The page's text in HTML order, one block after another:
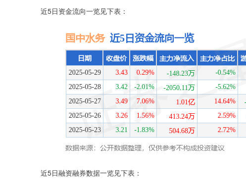
近5日资金流向一览见下表：
近5日融资融券数据一览见下表：